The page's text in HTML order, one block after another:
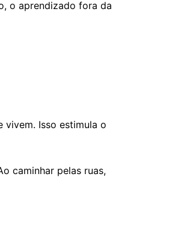
o aprendizado fora da
Isso estimula o
caminhar pelas ruas,